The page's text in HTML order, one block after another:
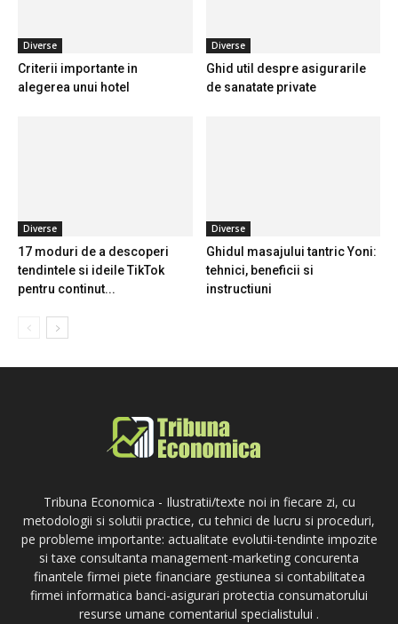
Diverse
Criterii importante in
alegerea unui hotel
Diverse
Ghid util despre asigurarile
de sanatate private
Diverse
17 moduri de a descoperi
tendintele si ideile TikTok
pentru continut...
Diverse
Ghidul masajului tantric Yoni:
tehnici, beneficii si
instructiuni
Tribuna Economica - Ilustratii/texte noi in fiecare zi, cu
metodologii si solutii practice, cu tehnici de lucru si proceduri,
pe probleme importante: actualitate evolutii-tendinte impozite
si taxe consultanta management-marketing concurenta
finantele firmei piete financiare gestiunea si contabilitatea
firmei informatica banci-asigurari protectia consumatorului
resurse umane comentariul specialistului .